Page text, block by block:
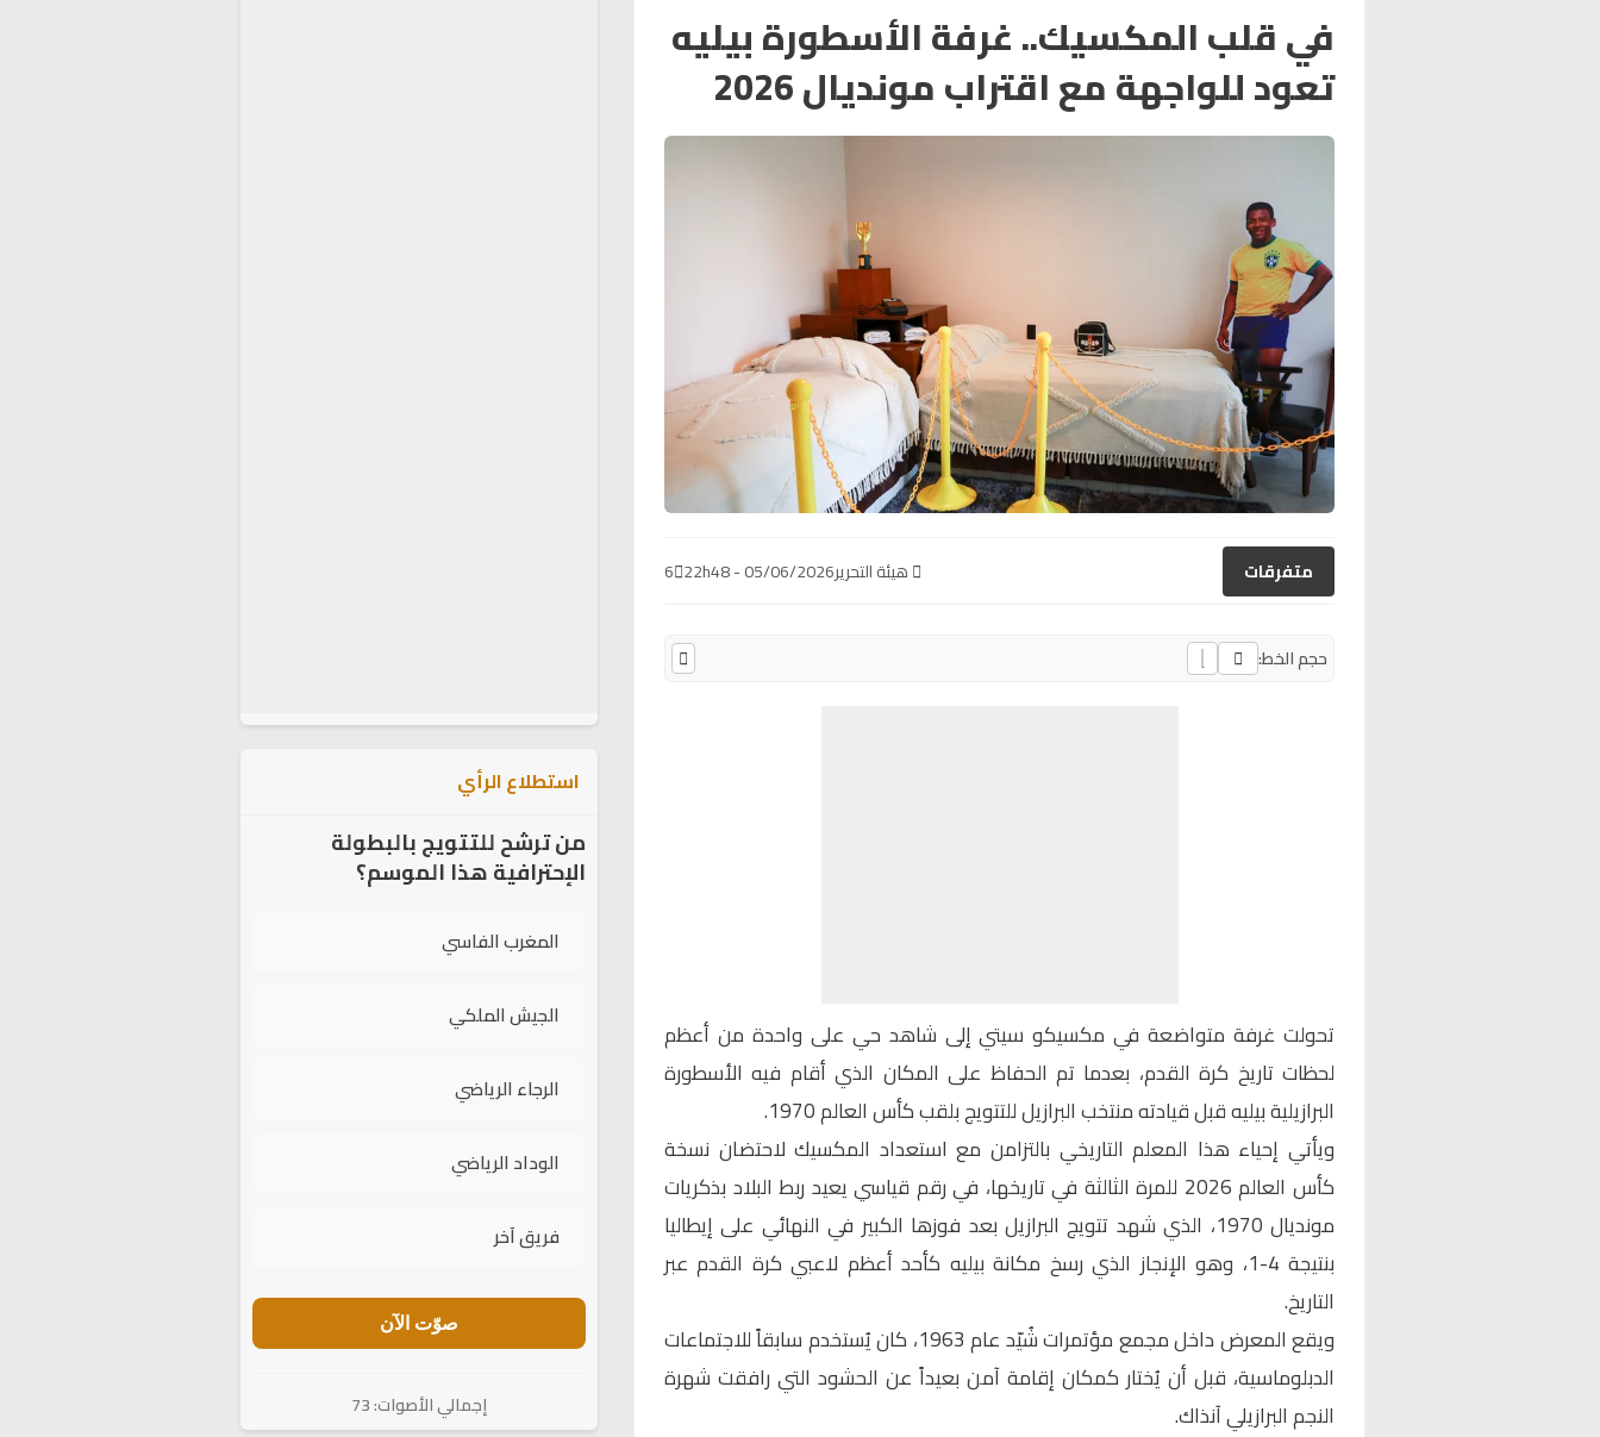
في قلب المكسيك.. غرفة الأسطورة بيليه
تعود للواجهة مع اقتراب مونديال 2026
متفرقات هيئة التحرير05/06/2026 - 22h48
6
حجم الخط:
تحولت غرفة متواضعة في مكسيكو سيتيإلى شاهد حي على واحدة من أعظم
لحظات تاريخ كرة القدم، بعدما تم الحفاظ على المكان الذي أقام فيه الأسطورة
البرازيلية بيليه قبل قيادته منتخب البرازيل للتتويج بلقب كأس العالم 1970.
ويأتي إحياء هذا المعلم التاريخي بالتزامن مع استعداد المكسيك لاحتضان نسخة
كأس العالم 2026 للمرة الثالثة في تاريخها، في رقم قياسي يعيد ربط البلاد بذكريات
مونديال 1970، الذي شهد تتويج البرازيل بعد فوزها الكبير في النهائي على إيطاليا
بنتيجة 4-1، وهو الإنجاز الذي رسخ مكانة بيليه كأحد أعظم لاعبي كرة القدم عبر
التاريخ.
ويقع المعرض داخل مجمع مؤتمرات شُيّد عام 1963، كان يُستخدم سابقاً للاجتماعات
الدبلوماسية، قبل أن يُختار كمكان إقامة آمن بعيداً عن الحشود التي رافقت شهرة
النجم البرازيلي آنذاك.
استطلاع الرأي
من ترشح للتتويج بالبطولة
الإحترافية هذا الموسم؟
المغرب الفاسي
الجيش الملكي
الرجاء الرياضي
الوداد الرياضي
فريق آخر
صوّت الآن
إجمالي الأصوات: 73